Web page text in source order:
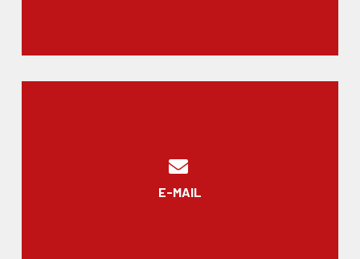
E-MAIL